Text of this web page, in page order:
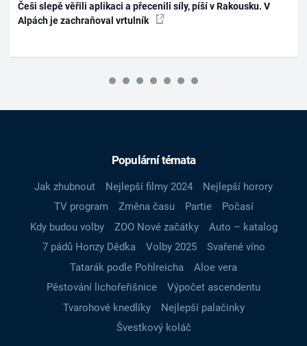
Češi slepě věřili aplikaci a přecenili síly, píší v Rakousku. V
Alpách je zachraňoval vrtulník
Populární témata
Jak zhubnout Nejlepší filmy 2024
Nejlepší horory
TV program
Změna času Partie
Počasí
Kdy budou volby
ZOO Nové začátky
Auto – katalog
7 pádů Honzy Dědka
Volby 2025
Svařené víno
Tatarák podle Pohlreicha
Aloe vera
Pěstování lichořeřišnice
Výpočet ascendentu
Tvarohové knedlíky
Nejlepší palačinky
Švestkový koláč